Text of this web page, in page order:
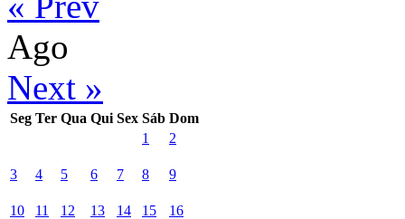
Ago
Next »
Seg Ter Qua Qui Sex Sáb Dom
1
2
3 4 5 6 7 8 9
10 11 12 13 14 15 16